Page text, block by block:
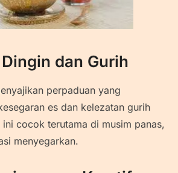
dan Gurih
perpaduan yang
es dan kelezatan gurih
cocok terutama di musim panas,
menyegarkan.